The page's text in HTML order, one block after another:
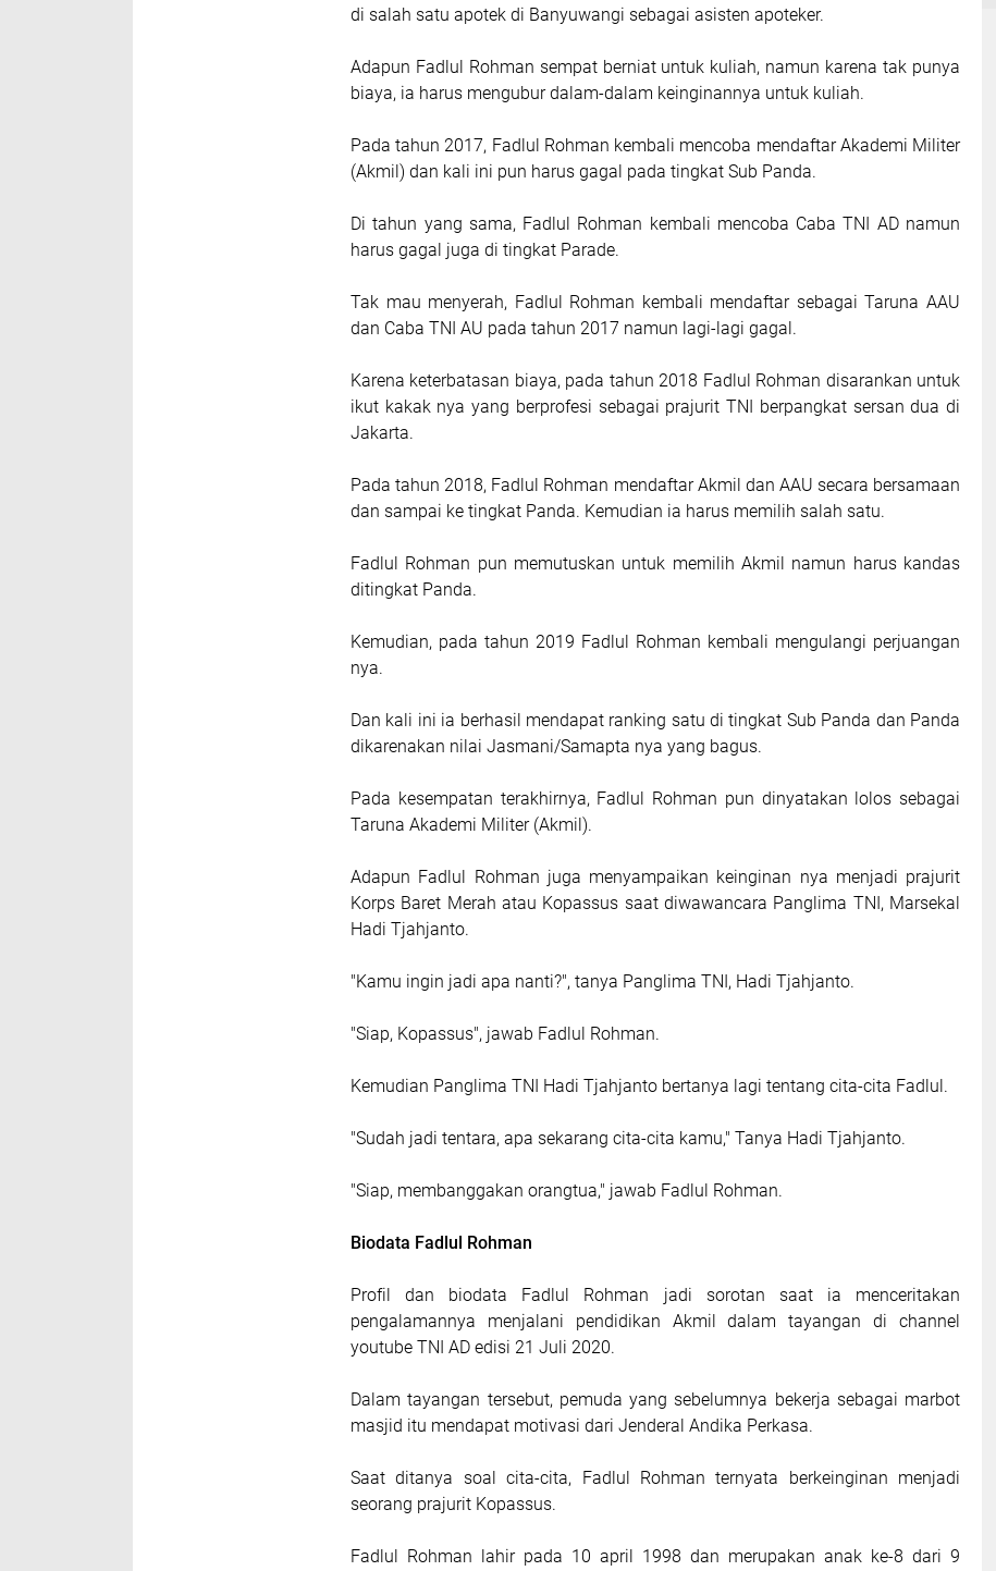
di salah satu apotek di Banyuwangi sebagai asisten apoteker.
Adapun Fadlul Rohman sempat berniat untuk kuliah, namun karena tak punya
biaya, ia harus mengubur dalam-dalam keinginannya untuk kuliah.
Pada tahun 2017, Fadlul Rohman kembali mencoba mendaftar Akademi Militer
(Akmil) dan kali ini pun harus gagal pada tingkat Sub Panda.
Di tahun yang sama, Fadlul Rohman kembali mencoba Caba TNI AD namun
harus gagal juga di tingkat Parade.
Tak mau menyerah, Fadlul Rohman kembali mendaftar sebagai Taruna AAU
dan Caba TNI AU pada tahun 2017 namun lagi-lagi gagal.
Karena keterbatasan biaya, pada tahun 2018 Fadlul Rohman disarankan untuk
ikut kakak nya yang berprofesi sebagai prajurit TNI berpangkat sersan dua di
Jakarta.
Pada tahun 2018, Fadlul Rohman mendaftar Akmil dan AAU secara bersamaan
dan sampai ke tingkat Panda. Kemudian ia harus memilih salah satu.
Fadlul Rohman pun memutuskan untuk memilih Akmil namun harus kandas
ditingkat Panda.
Kemudian, pada tahun 2019 Fadlul Rohman kembali mengulangi perjuangan
nya.
Dan kali ini ia berhasil mendapat ranking satu di tingkat Sub Panda dan Panda
dikarenakan nilai Jasmani/Samapta nya yang bagus.
Pada kesempatan terakhirnya, Fadlul Rohman pun dinyatakan lolos sebagai
Taruna Akademi Militer (Akmil).
Adapun Fadlul Rohman juga menyampaikan keinginan nya menjadi prajurit
Korps Baret Merah atau Kopassus saat diwawancara Panglima TNI, Marsekal
Hadi Tjahjanto.
"Kamu ingin jadi apa nanti?", tanya Panglima TNI, Hadi Tjahjanto.
"Siap, Kopassus", jawab Fadlul Rohman.
Kemudian Panglima TNI Hadi Tjahjanto bertanya lagi tentang cita-cita Fadlul.
"Sudah jadi tentara, apa sekarang cita-cita kamu," Tanya Hadi Tjahjanto.
"Siap, membanggakan orangtua," jawab Fadlul Rohman.
Biodata Fadlul Rohman
Profil dan biodata Fadlul Rohman jadi sorotan saat ia menceritakan
pengalamannya menjalani pendidikan Akmil dalam tayangan di channel
youtube TNI AD edisi 21 Juli 2020.
Dalam tayangan tersebut, pemuda yang sebelumnya bekerja sebagai marbot
masjid itu mendapat motivasi dari Jenderal Andika Perkasa.
Saat ditanya soal cita-cita, Fadlul Rohman ternyata berkeinginan menjadi
seorang prajurit Kopassus.
Fadlul Rohman lahir pada 10 april 1998 dan merupakan anak ke-8 dari 9